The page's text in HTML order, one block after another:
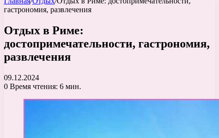
гастрономия, развлечения
Отдых в Риме:
достопримечательности, гастрономия,
развлечения
09.12.2024
0 Время чтения: 6 мин.